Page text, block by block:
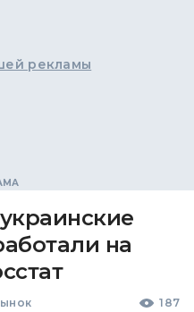
рекламы
на
187